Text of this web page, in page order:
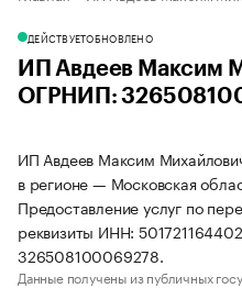
ДЕЙСТВУЕТОБНОВЛЕНО
ИП Авдеев Максим
ОГРНИП:
ИП Авдеев Максим
в регионе — Московская
Предоставление услуг по
реквизиты ИНН:
326508100069278.
Данные получены из публичных